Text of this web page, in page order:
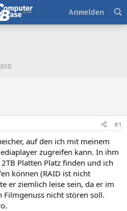
Anmelden
#1
auf den ich mit meinem
zugreifen kann. In ihm
Platten Platz finden und ich
können (RAID ist nicht
er ziemlich leise sein, da er im
nicht stören soll.